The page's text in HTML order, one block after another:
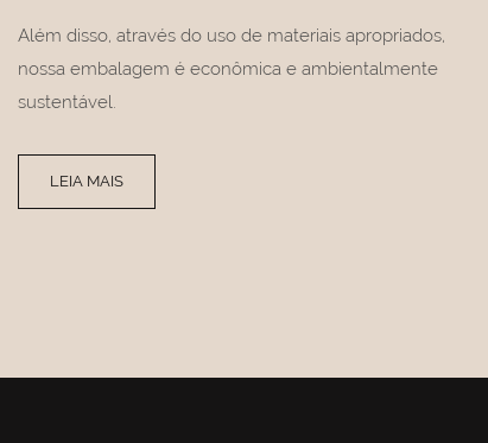
Além disso, através do uso de materiais apropriados,
nossa embalagem é econômica e ambientalmente
sustentável.
LEIA MAIS